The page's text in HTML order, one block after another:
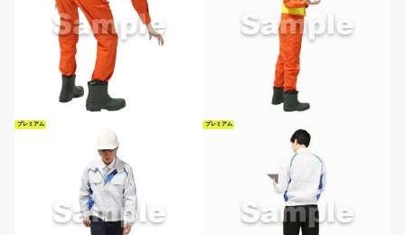
プレミアム プレミアム